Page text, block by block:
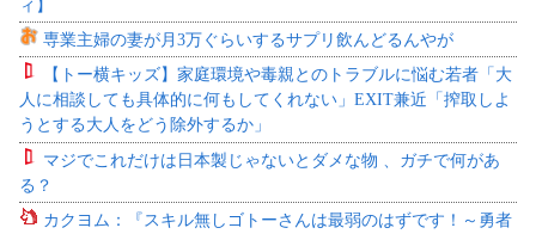
ィ】
専業主婦の妻が月3万ぐらいするサプリ飲んどるんやが
【トー横キッズ】家庭環境や毒親とのトラブルに悩む若者「大
人に相談しても具体的に何もしてくれない」EXIT兼近「搾取しよ
うとする大人をどう除外するか」
マジでこれだけは日本製じゃないとダメな物 、ガチで何があ
る？
カクヨム：『スキル無しゴトーさんは最弱のはずです！～勇者